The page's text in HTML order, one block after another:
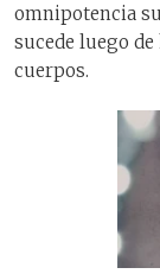
omnipotencia
sucede luego
cuerpos.